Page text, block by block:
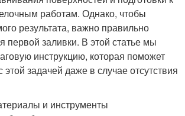
работам. Однако, чтобы
результата, важно правильно
первой заливки. В этой статье мы
инструкцию, которая поможет
этой задачей даже в случае отсутствия
и инструменты